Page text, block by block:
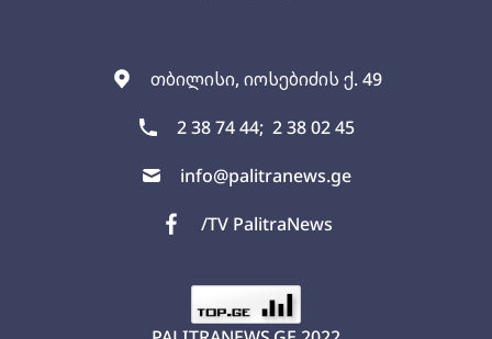
თბილისი, იოსებიძის ქ. 49
2 38 74 44; 2 38 02 45
info@palitranews.ge
/TV PalitraNews